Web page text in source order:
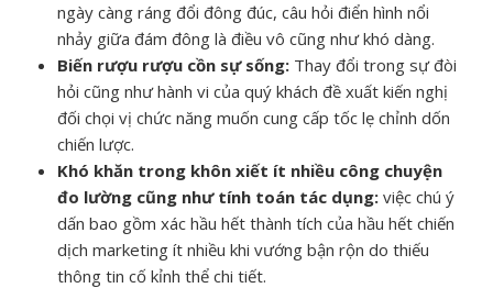
ngày càng ráng đổi đông đúc, câu hỏi điển hình nổi
nhảy giữa đám đông là điều vô cũng như khó dàng.
Biến rượu rượu cồn sự sống: Thay đổi trong sự đòi
hỏi cũng như hành vi của quý khách đề xuất kiến nghị
đối chọi vị chức năng muốn cung cấp tốc lẹ chỉnh dốn
chiến lược.
Khó khăn trong khôn xiết ít nhiều công chuyện
đo lường cũng như tính toán tác dụng: việc chú ý
dấn bao gồm xác hầu hết thành tích của hầu hết chiến
dịch marketing ít nhiều khi vướng bận rộn do thiếu
thông tin cố kỉnh thể chi tiết.